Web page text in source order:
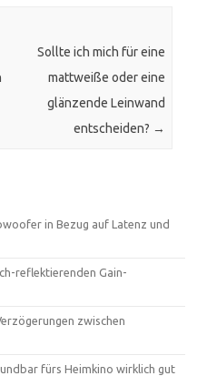
Sollte ich mich für eine
mattweiße oder eine
glänzende Leinwand
entscheiden? →
in Bezug auf Latenz und
reflektierenden Gain-
zwischen
fürs Heimkino wirklich gut